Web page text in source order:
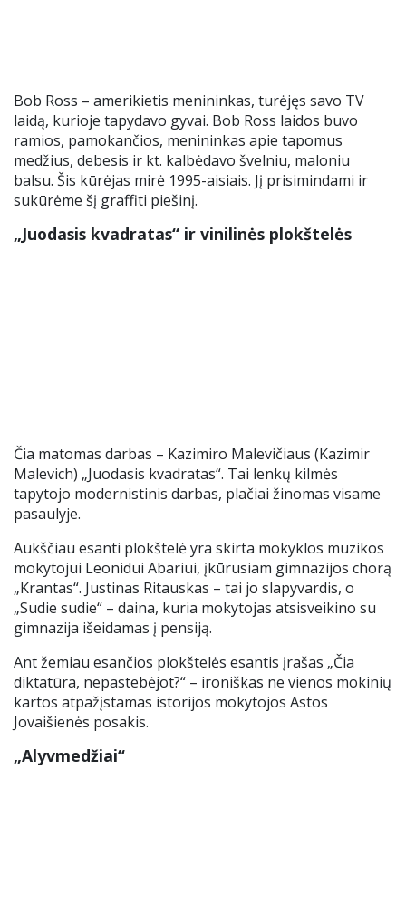
Bob Ross – amerikietis menininkas, turėjęs savo TV
laidą, kurioje tapydavo gyvai. Bob Ross laidos buvo
ramios, pamokančios, menininkas apie tapomus
medžius, debesis ir kt. kalbėdavo švelniu, maloniu
balsu. Šis kūrėjas mirė 1995-aisiais. Jį prisimindami ir
sukūrėme šį graffiti piešinį.
„Juodasis kvadratas“ ir vinilinės plokštelės
Čia matomas darbas – Kazimiro Malevičiaus (Kazimir
Malevich) „Juodasis kvadratas“. Tai lenkų kilmės
tapytojo modernistinis darbas, plačiai žinomas visame
pasaulyje.
Aukščiau esanti plokštelė yra skirta mokyklos muzikos
mokytojui Leonidui Abariui, įkūrusiam gimnazijos chorą
„Krantas“. Justinas Ritauskas – tai jo slapyvardis, o
„Sudie sudie“ – daina, kuria mokytojas atsisveikino su
gimnazija išeidamas į pensiją.
Ant žemiau esančios plokštelės esantis įrašas „Čia
diktatūra, nepastebėjot?“ – ironiškas ne vienos mokinių
kartos atpažįstamas istorijos mokytojos Astos
Jovaišienės posakis.
„Alyvmedžiai“